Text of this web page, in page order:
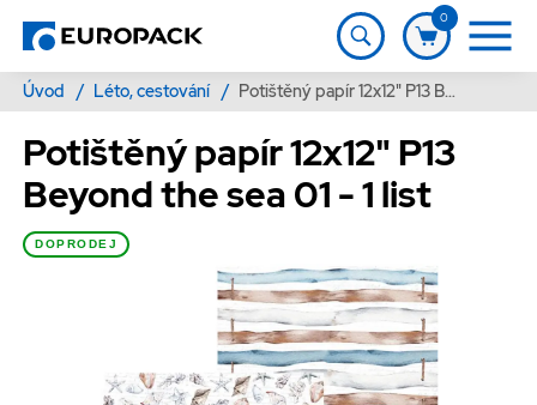
0
Úvod / Léto, cestování / Potištěný papír 12x12" P13 Beyond the sea 01 - 1 list
Potištěný papír 12x12" P13
Beyond the sea 01 - 1 list
DOPRODEJ